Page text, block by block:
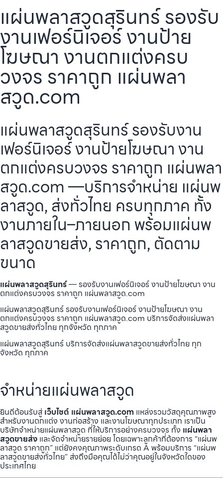
แผ่นพลาสวูดสุรินทร์ รองรับ
งานเฟอร์นิเจอร์ งานป้าย
โฆษณา งานตกแต่งครบ
วงจร ราคาถูก แผ่นพลา
สวูด.com
แผ่นพลาสวูดสุรินทร์ รองรับงาน
เฟอร์นิเจอร์ งานป้ายโฆษณา งาน
ตกแต่งครบวงจร ราคาถูก แผ่นพลา
สวูด.com —บริการจำหน่าย แผ่นพ
ลาสวูด, ส่งทั่วไทย ครบทุกภาค ทั้ง
งานภายใน–ภายนอก พร้อมแผ่นพ
ลาสวูดขายส่ง, ราคาถูก, ตัดตาม
ขนาด
แผ่นพลาสวูดสุรินทร์— รองรับงานเฟอร์นิเจอร์ งานป้ายโฆษณา งาน
ตกแต่งครบวงจร ราคาถูก แผ่นพลาสวูด.com
แผ่นพลาสวูดสุรินทร์ รองรับงานเฟอร์นิเจอร์ งานป้ายโฆษณา งาน
ตกแต่งครบวงจร ราคาถูก แผ่นพลาสวูด.com บริการจัดส่งแผ่นพลา
สวูดขายส่งทั่วไทย ทุกจังหวัด ทุกภาค
แผ่นพลาสวูดสุรินทร์ บริการจัดส่งแผ่นพลาสวูดขายส่งทั่วไทย ทุก
จังหวัด ทุกภาค
จำหน่ายแผ่นพลาสวูด
ยินดีต้อนรับสู่ เว็บไซต์ แผ่นพลาสวูด.com แหล่งรวมวัสดุคุณภาพสูง
สำหรับงานตกแต่ง งานก่อสร้าง และงานโฆษณาทุกประเภท เราเป็น
บริษัทจำหน่ายแผ่นพลาสวูด ที่ให้บริการอย่างครบวงจร ทั้ง แผ่นพลา
สวูดขายส่ง และจัดจำหน่ายรายย่อย โดยเฉพาะลูกค้าที่ต้องการ “แผ่นพ
ลาสวูด ราคาถูก” แต่ยังคงคุณภาพระดับเกรด A พร้อมบริการ “แผ่นพ
ลาสวูดขายส่งทั่วไทย” ส่งถึงมือคุณได้ไม่ว่าคุณอยู่ในจังหวัดใดของ
ประเทศไทย